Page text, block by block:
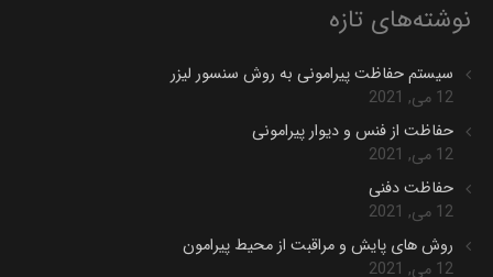
نوشته‌های تازه
سیستم حفاظت پیرامونی به روش سنسور لیزر
12 می, 2021
حفاظت از فنس و دیوار پیرامونی
12 می, 2021
حفاظت دفنی
12 می, 2021
روش های پایش و مراقبت از محیط پیرامون
12 می, 2021